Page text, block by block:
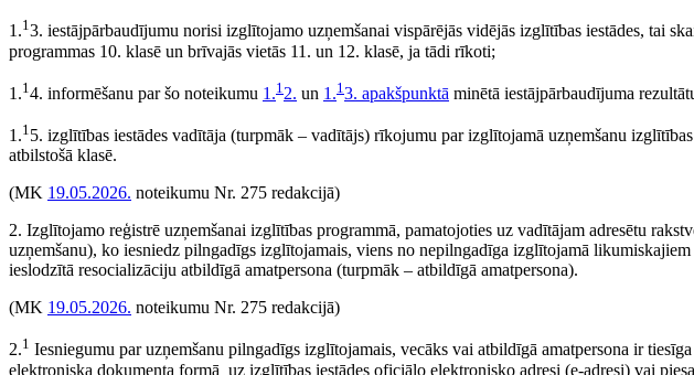
1.13. iestājpārbaudījumu norisi izglītojamo uzņemšanai vispārējās vidējās izglītības iestādes, tai
programmas 10. klasē un brīvajās vietās 11. un 12. klasē, ja tādi rīkoti;
1.1 4. informēšanu par šo noteikumu 1.1 2. un 1.1 3. apakšpunktā ​​​​​minētā iestājpārbaudījuma
1.1 5. izglītības iestādes vadītāja (turpmāk – vadītājs) rīkojumu par izglītojamā uzņemšanu
atbilstošā klasē.
(MK 19.05.2026. noteikumu Nr. 275 redakcijā)
2. Izglītojamo reģistrē uzņemšanai izglītības programmā, pamatojoties uz vadītājam adresētu
uzņemšanu), ko iesniedz pilngadīgs izglītojamais, viens no nepilngadīga izglītojamā
ieslodzītā resocializāciju atbildīgā amatpersona (turpmāk – atbildīgā amatpersona).
(MK 19.05.2026. noteikumu Nr. 275 redakcijā)
2.1 Iesniegumu par uzņemšanu pilngadīgs izglītojamais, vecāks vai atbildīgā amatpersona ir
elektroniska dokumenta formā uz izglītības iestādes oficiālo elektronisko adresi (e-adresi) vai